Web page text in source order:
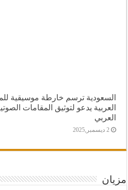
السعودية ترسم خارطة موسيقية
العربية يدعو لتوثيق المقامات
العربي
2 ديسمبر,2025
مزيان